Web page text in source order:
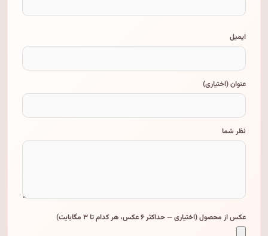
ایمیل
عنوان (اختیاری)
نظر شما
عکس از محصول (اختیاری — حداکثر ۶ عکس، هر کدام تا ۳ مگابایت)